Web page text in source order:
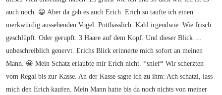
auch noch. 😀 Aber da gab es auch Erich. Erich so taufte ich einen
merkwürdig aussehenden Vogel. Potthässlich. Kahl irgendwie. Wie frisch
geschlüpft. Oder gerupft. 3 Haare auf dem Kopf. Und dieser Blick….
unbeschreiblich genervt. Erichs Blick erinnerte mich sofort an meinen
Mann. 😀 Mein Schatz erlaubte mir Erich nicht. *snief* Wir scherzten
vom Regal bis zur Kasse. An der Kasse sagte ich zu ihm: Ach schatzi, lass
mich den Erich kaufen. Mein Mann hatte bis da noch nichts von meiner